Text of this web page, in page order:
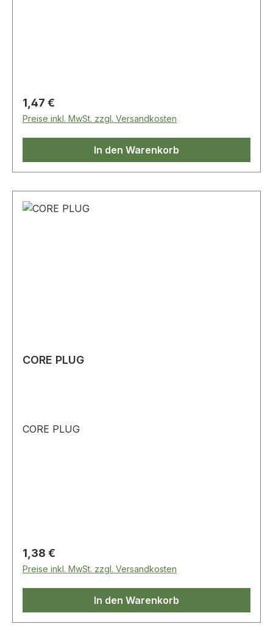
Regulärer Preis:
1,47 €
Preise inkl. MwSt. zzgl. Versandkosten
In den Warenkorb
CORE PLUG
CORE PLUG
Regulärer Preis:
1,38 €
Preise inkl. MwSt. zzgl. Versandkosten
In den Warenkorb